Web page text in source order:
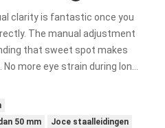
clarity is fantastic once you
The manual adjustment
that sweet spot makes
more eye strain during long
Pico 4's visual clarity is
dial in the IPD correctly. The
50 mm
Joce staalleidingen